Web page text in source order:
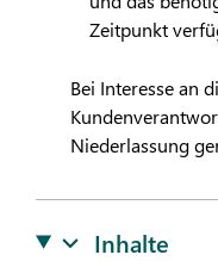
Zeitpunkt
Bei Interesse an
Niederlassung
Inhalte